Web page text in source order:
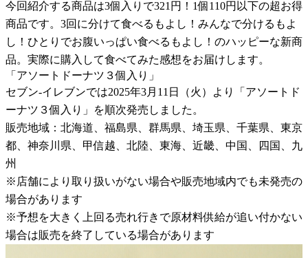
今回紹介する商品は3個入りで321円！1個110円以下の超お得
商品です。3回に分けて食べるもよし！みんなで分けるもよ
し！ひとりでお腹いっぱい食べるもよし！のハッピーな新商
品。実際に購入して食べてみた感想をお届けします。
「アソートドーナツ３個入り」
セブン-イレブンでは2025年3月11日（火）より「アソートド
ーナツ３個入り」を順次発売しました。
販売地域：北海道、福島県、群馬県、埼玉県、千葉県、東京
都、神奈川県、甲信越、北陸、東海、近畿、中国、四国、九
州
※店舗により取り扱いがない場合や販売地域内でも未発売の
場合があります
※予想を大きく上回る売れ行きで原材料供給が追い付かない
場合は販売を終了している場合があります